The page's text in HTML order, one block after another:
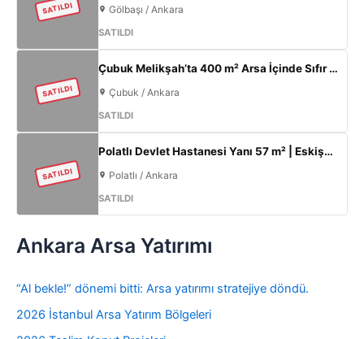
SATILDI Gölbaşı / Ankara
SATILDI
SATILDI
Çubuk Melikşah’ta 400 m² Arsa İçinde Sıfır 3+1 Müstakil Ev – Kaçırılmayacak Fırsat!
Çubuk / Ankara
SATILDI
SATILDI
Polatlı Devlet Hastanesi Yanı 57 m² | Eskişehir Yolu Cepheli | Ticari+Konut İmarlı Arsa
Polatlı / Ankara
SATILDI
Ankara Arsa Yatırımı
“Al bekle!” dönemi bitti: Arsa yatırımı stratejiye döndü.
2026 İstanbul Arsa Yatırım Bölgeleri